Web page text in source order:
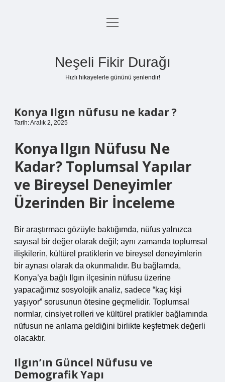
Anasayfa
menüyü
Neşeli Fikir Durağı
Hızlı hikayelerle gününü şenlendir!
Konya Ilgın nüfusu ne kadar ?
Tarih: Aralık 2, 2025
Konya Ilgın Nüfusu Ne
Kadar? Toplumsal Yapılar
ve Bireysel Deneyimler
Üzerinden Bir İnceleme
Bir araştırmacı gözüyle baktığımda, nüfus yalnızca
sayısal bir değer olarak değil; aynı zamanda toplumsal
ilişkilerin, kültürel pratiklerin ve bireysel deneyimlerin
bir aynası olarak da okunmalıdır. Bu bağlamda,
Konya’ya bağlı Ilgın ilçesinin nüfusu üzerine
yapacağımız sosyolojik analiz, sadece “kaç kişi
yaşıyor” sorusunun ötesine geçmelidir. Toplumsal
normlar, cinsiyet rolleri ve kültürel pratikler bağlamında
nüfusun ne anlama geldiğini birlikte keşfetmek değerli
olacaktır.
Ilgın’ın Güncel Nüfusu ve
Demografik Yapı